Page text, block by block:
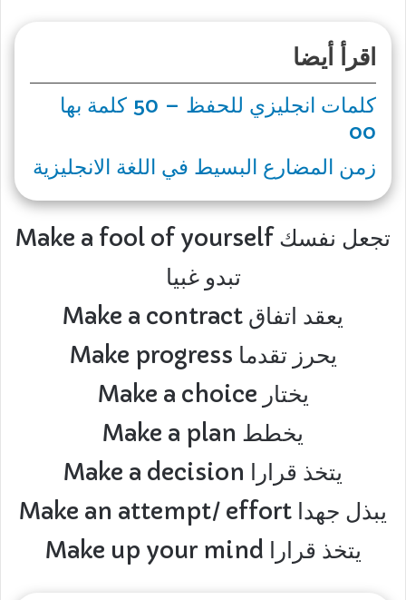
اقرأ أيضا
كلمات انجليزي للحفظ – 50 كلمة بها
oo
زمن المضارع البسيط في اللغة الانجليزية
Make a fool of yourself تجعل نفسك
تبدو غبيا
Make a contract يعقد اتفاق
Make progress يحرز تقدما
Make a choice يختار
Make a plan يخطط
Make a decision يتخذ قرارا
Make an attempt/ effort يبذل جهدا
Make up your mind يتخذ قرارا